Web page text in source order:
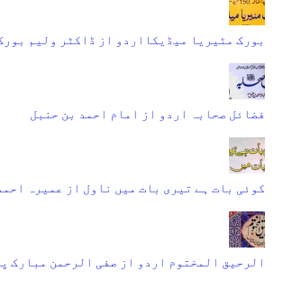
بورک مٹیریا میڈیکااردو از ڈاکٹر ولیم
فضائل صحابہ اردو از امام احمد بن حنبل
کوئی بات ہے تیری بات میں ناول از عمیرہ
الرحیق المختوم اردو از صفی الرحمن مبارک